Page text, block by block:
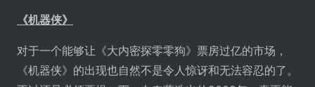
《机器侠》
对于一个能够让《大内密探零零狗》票房过亿的市场，
《机器侠》的出现也自然不是令人惊讶和无法容忍的了。